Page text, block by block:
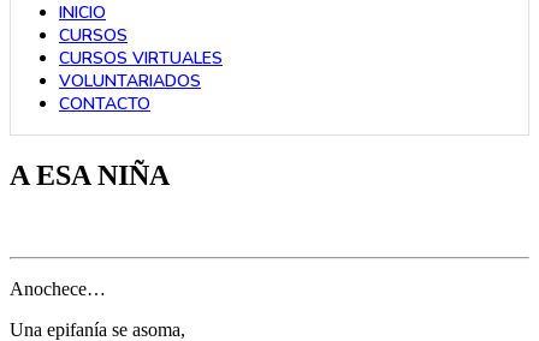
INICIO
CURSOS
CURSOS VIRTUALES
VOLUNTARIADOS
CONTACTO
A ESA NIÑA
Anochece…
Una epifanía se asoma,